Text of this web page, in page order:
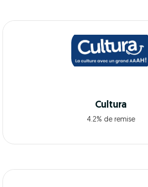
Cultura
4.2% de remise